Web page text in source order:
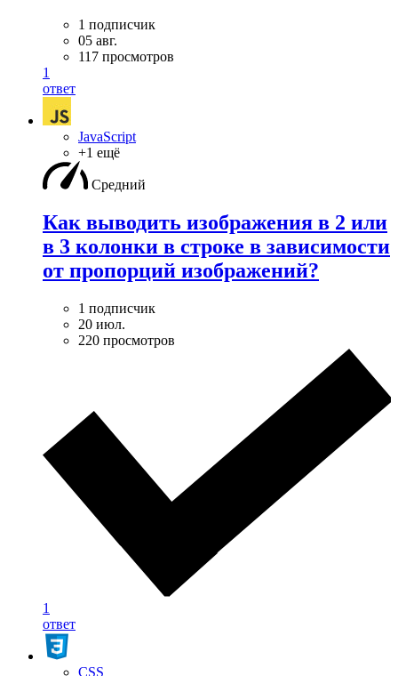
1 подписчик
05 авг.
117 просмотров
1
ответ
JavaScript
+1 ещё
Средний
Как выводить изображения в 2 или
в 3 колонки в строке в зависимости
от пропорций изображений?
1 подписчик
20 июл.
220 просмотров
1
ответ
CSS